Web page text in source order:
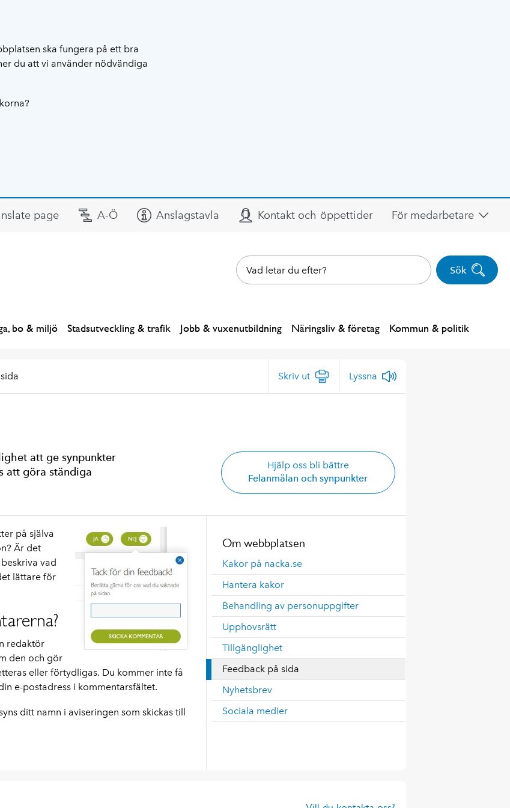
ska fungera på ett bra
du att vi använder nödvändiga
page A-Ö Anslagstavla Kontakt och öppettider För medarbetare
Sök
bo & miljö Stadsutveckling & trafik Jobb & vuxenutbildning Näringsliv & företag Kommun & politik
Skriv ut Lyssna
att ge synpunkter
att göra ständiga
Hjälp oss bli bättre
Felanmälan och synpunkter
Om webbplatsen
Kakor på nacka.se
Hantera kakor
Behandling av personuppgifter
Upphovsrätt
Tillgänglighet
Feedback på sida
Nyhetsbrev
Sociala medier
på själva
Är det
vad
lättare för
redaktör
den och gör
eller förtydligas. Du kommer inte få
e-postadress i kommentarsfältet.
ditt namn i aviseringen som skickas till